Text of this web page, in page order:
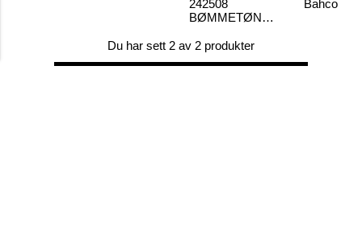
BØMMETØNNE
Bahco
242508
Du har sett 2 av 2 produkter